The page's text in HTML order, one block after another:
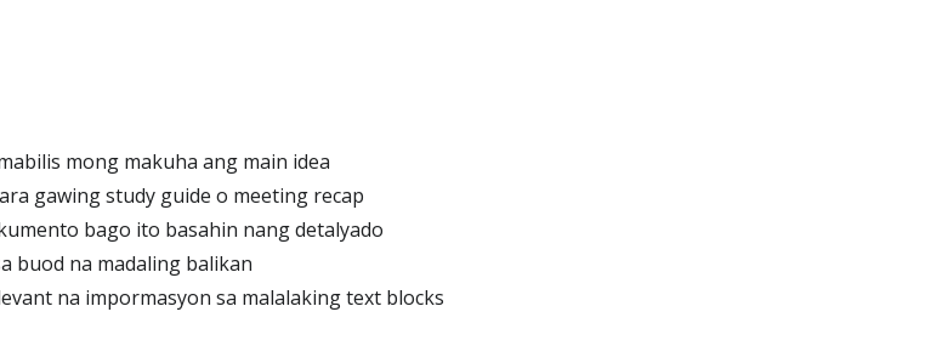
mong makuha ang main idea
gawing study guide o meeting recap
bago ito basahin nang detalyado
buod na madaling balikan
na impormasyon sa malalaking text blocks